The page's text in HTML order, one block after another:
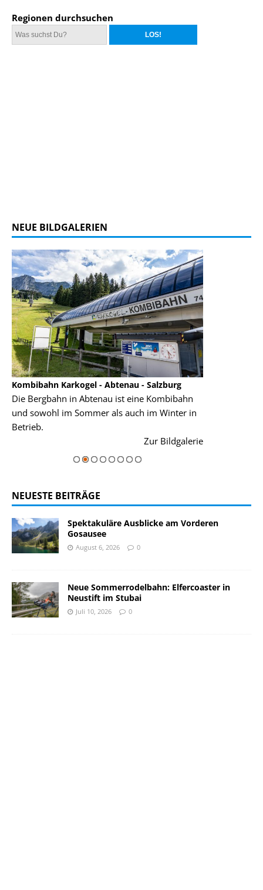
Regionen durchsuchen
NEUE BILDGALERIEN
Kombibahn Karkogel - Abtenau - Salzburg
Die Bergbahn in Abtenau ist eine Kombibahn
und sowohl im Sommer als auch im Winter in
Betrieb.
Zur Bildgalerie
NEUESTE BEITRÄGE
Spektakuläre Ausblicke am Vorderen
Gosausee
August 6, 2026 0
Neue Sommerrodelbahn: Elfercoaster in
Neustift im Stubai
Juli 10, 2026 0